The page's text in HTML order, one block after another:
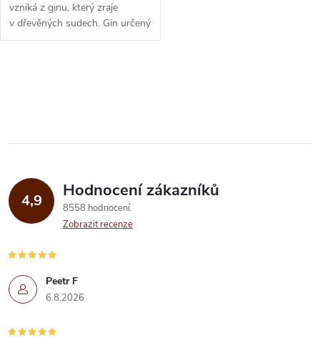
vzniká z ginu, který zraje
v dřevěných sudech. Gin určený
ke zrání má vlastní směs
l
d
a
c
í
p
r
4,9 Hodnocení zákazníků
8558 hodnocení
Zobrazit recenze
Peetr F
6.8.2026